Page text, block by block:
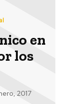
en
los
2017